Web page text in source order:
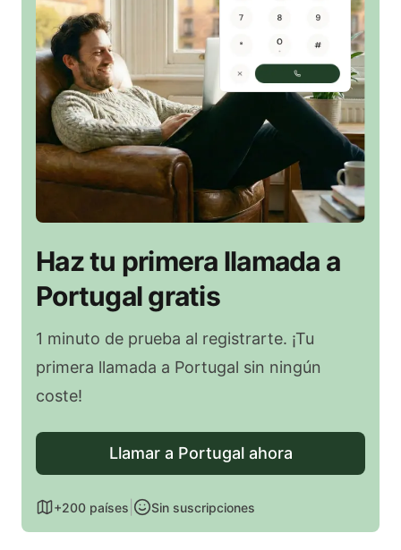
Haz tu primera llamada a
Portugal gratis
1 minuto de prueba al registrarte. ¡Tu
primera llamada a Portugal sin ningún
coste!
Llamar a Portugal ahora
+200 países Sin suscripciones